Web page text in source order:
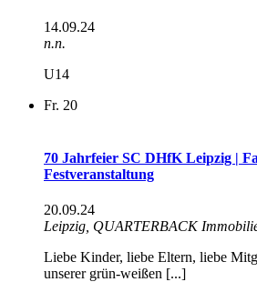
14.09.24
n.n.
U14
Fr. 20
70 Jahrfeier SC DHfK Leipzig |
Festveranstaltung
20.09.24
Leipzig, QUARTERBACK
Liebe Kinder, liebe Eltern, liebe
unserer grün-weißen [...]